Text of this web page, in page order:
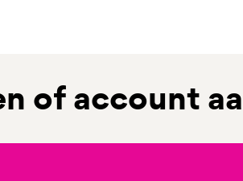
of account